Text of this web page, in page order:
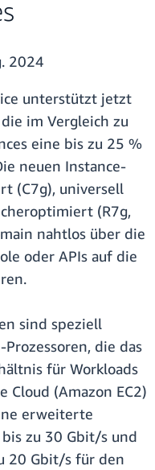
2024
unterstützt jetzt
im Vergleich zu
eine bis zu 25 %
neuen Instance-
(C7g), universell
(R7g,
nahtlos über die
oder APIs auf die
sind speziell
die das
für Workloads
Cloud (Amazon EC2)
erweiterte
zu 30 Gbit/s und
20 Gbit/s für den